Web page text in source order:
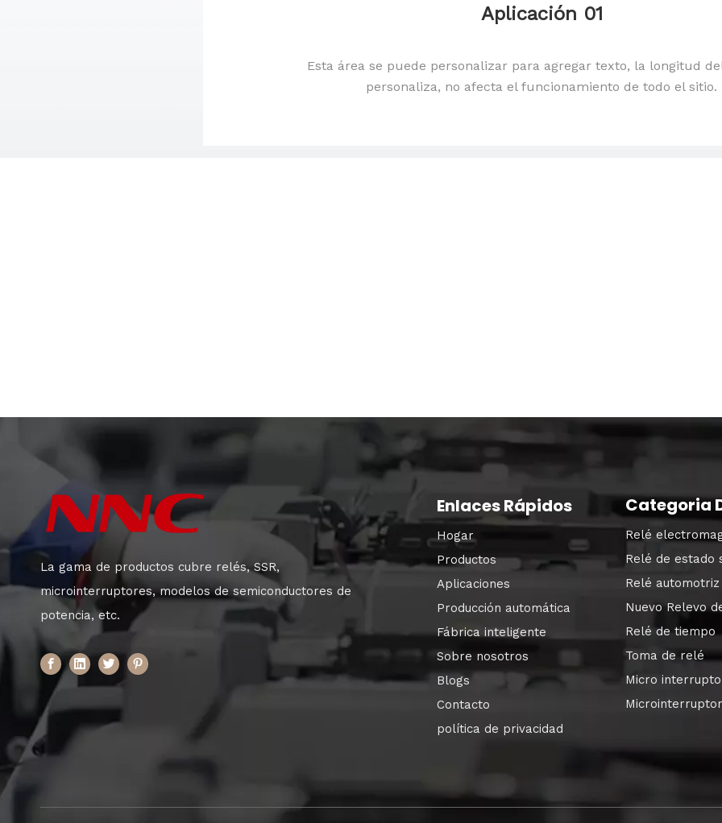
Aplicación 01
Esta área se puede personalizar para agregar texto, la longitud
personaliza, no afecta el funcionamiento de todo el sitio.
La gama de productos cubre relés, SSR,
microinterruptores, modelos de semiconductores de
potencia, etc.
Enlaces Rápidos
Hogar
Productos
Aplicaciones
Producción automática
Fábrica inteligente
Sobre nosotros
Blogs
Contacto
política de privacidad
Categoria
Relé
Relé de estado
Relé automotriz
Nuevo Relevo
Relé de tiempo
Toma de relé
Micro